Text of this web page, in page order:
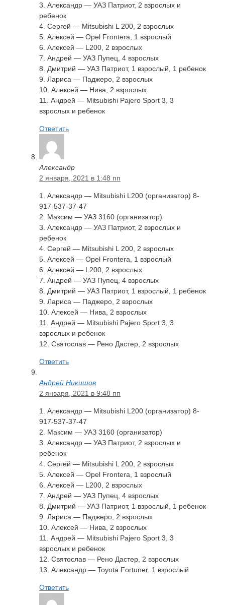
3. Александр — УАЗ Патриот, 2 взрослых и
ребенок
4. Сергей — Mitsubishi L 200, 2 взрослых
5. Алексей — Opel Frontera, 1 взрослый
6. Алексей — L200, 2 взрослых
7. Андрей — УАЗ Пупец, 4 взрослых
8. Дмитрий — УАЗ Патриот, 1 взрослый, 1 ребенок
9. Лариса — Паджеро, 2 взрослых
10. Алексей — Нива, 2 взрослых
11. Андрей — Mitsubishi Pajero Sport 3, 3
взрослых и ребенок
Ответить
Александр
2 января, 2021 в 1:48 пп
1. Александр — Mitsubishi L200 (организатор) 8-
917-537-37-47
2. Максим — УАЗ 3160 (организатор)
3. Александр — УАЗ Патриот, 2 взрослых и
ребенок
4. Сергей — Mitsubishi L 200, 2 взрослых
5. Алексей — Opel Frontera, 1 взрослый
6. Алексей — L200, 2 взрослых
7. Андрей — УАЗ Пупец, 4 взрослых
8. Дмитрий — УАЗ Патриот, 1 взрослый, 1 ребенок
9. Лариса — Паджеро, 2 взрослых
10. Алексей — Нива, 2 взрослых
11. Андрей — Mitsubishi Pajero Sport 3, 3
взрослых и ребенок
12. Святослав — Рено Дастер, 2 взрослых
Ответить
Андрей Никишов
2 января, 2021 в 9:48 пп
1. Александр — Mitsubishi L200 (организатор) 8-
917-537-37-47
2. Максим — УАЗ 3160 (организатор)
3. Александр — УАЗ Патриот, 2 взрослых и
ребенок
4. Сергей — Mitsubishi L 200, 2 взрослых
5. Алексей — Opel Frontera, 1 взрослый
6. Алексей — L200, 2 взрослых
7. Андрей — УАЗ Пупец, 4 взрослых
8. Дмитрий — УАЗ Патриот, 1 взрослый, 1 ребенок
9. Лариса — Паджеро, 2 взрослых
10. Алексей — Нива, 2 взрослых
11. Андрей — Mitsubishi Pajero Sport 3, 3
взрослых и ребенок
12. Святослав — Рено Дастер, 2 взрослых
13. Александр — Toyota Fortuner, 1 взрослый
Ответить